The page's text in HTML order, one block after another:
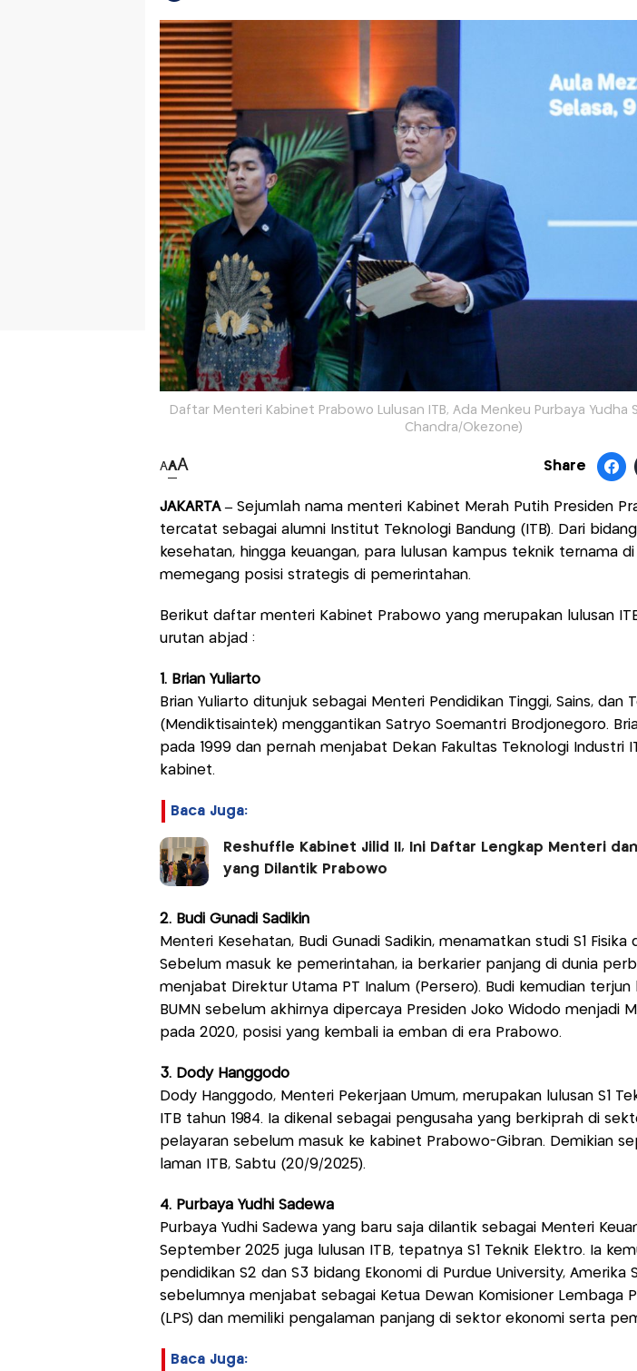
Daftar Menteri Kabinet Prabowo Lulusan ITB, Ada Menkeu Purbaya Yudha
Chandra/Okezone)
AAA Share
JAKARTA – Sejumlah nama menteri Kabinet Merah Putih Presiden
tercatat sebagai alumni Institut Teknologi Bandung (ITB). Dari
kesehatan, hingga keuangan, para lulusan kampus teknik ternama di
memegang posisi strategis di pemerintahan.
Berikut daftar menteri Kabinet Prabowo yang merupakan lulusan
urutan abjad :
1. Brian Yuliarto
Brian Yuliarto ditunjuk sebagai Menteri Pendidikan Tinggi, Sains, dan
(Mendiktisaintek) menggantikan Satryo Soemantri Brodjonegoro.
pada 1999 dan pernah menjabat Dekan Fakultas Teknologi Industri
kabinet.
Baca Juga:
Reshuffle Kabinet Jilid II, Ini Daftar Lengkap Menteri
yang Dilantik Prabowo
2. Budi Gunadi Sadikin
Menteri Kesehatan, Budi Gunadi Sadikin, menamatkan studi S1 Fisika
Sebelum masuk ke pemerintahan, ia berkarier panjang di dunia
menjabat Direktur Utama PT Inalum (Persero). Budi kemudian terjun
BUMN sebelum akhirnya dipercaya Presiden Joko Widodo menjadi
pada 2020, posisi yang kembali ia emban di era Prabowo.
3. Dody Hanggodo
Dody Hanggodo, Menteri Pekerjaan Umum, merupakan lulusan S1
ITB tahun 1984. Ia dikenal sebagai pengusaha yang berkiprah di
pelayaran sebelum masuk ke kabinet Prabowo-Gibran. Demikian
laman ITB, Sabtu (20/9/2025).
4. Purbaya Yudhi Sadewa
Purbaya Yudhi Sadewa yang baru saja dilantik sebagai Menteri
September 2025 juga lulusan ITB, tepatnya S1 Teknik Elektro. Ia
pendidikan S2 dan S3 bidang Ekonomi di Purdue University, Amerika
sebelumnya menjabat sebagai Ketua Dewan Komisioner Lembaga
(LPS) dan memiliki pengalaman panjang di sektor ekonomi serta
Baca Juga: